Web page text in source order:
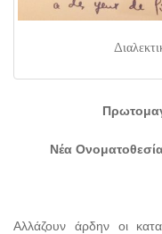
Νέα
Αλλάζουν άρδην οι